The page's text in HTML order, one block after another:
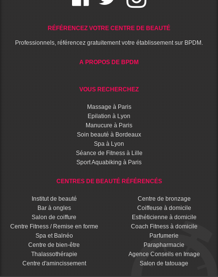
RÉFÉRENCEZ VOTRE CENTRE DE BEAUTÉ
Professionnels, référencez gratuitement votre établissement sur BPDM.
A PROPOS DE BPDM
VOUS RECHERCHEZ
Massage à Paris
Epilation à Lyon
Manucure à Paris
Soin beauté à Bordeaux
Spa à Lyon
Séance de Fitness à Lille
Sport Aquabiking à Paris
CENTRES DE BEAUTÉ RÉFÉRENCÉS
Institut de beauté
Bar à ongles
Salon de coiffure
Centre Fitness / Remise en forme
Spa et Balnéo
Centre de bien-être
Thalassothérapie
Centre d'amincissement
Centre de bronzage
Coiffeuse à domicile
Esthéticienne à domicile
Coach Fitness à domicile
Parfumerie
Parapharmacie
Agence Conseils en Image
Salon de tatouage